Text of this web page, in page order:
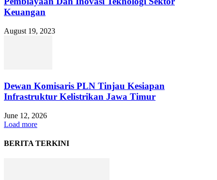
Keuangan
August 19, 2023
Dewan Komisaris PLN Tinjau Kesiapan
Infrastruktur Kelistrikan Jawa Timur
June 12, 2026
Load more
BERITA TERKINI